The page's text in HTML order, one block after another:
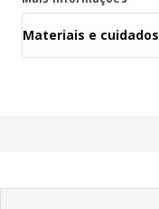
Materiais e cuidados